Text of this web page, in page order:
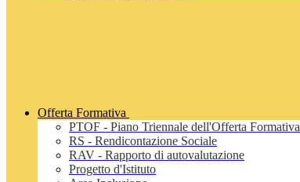
Offerta Formativa
PTOF - Piano Triennale dell'Offerta Formativa
RS - Rendicontazione Sociale
RAV - Rapporto di autovalutazione
Progetto d'Istituto